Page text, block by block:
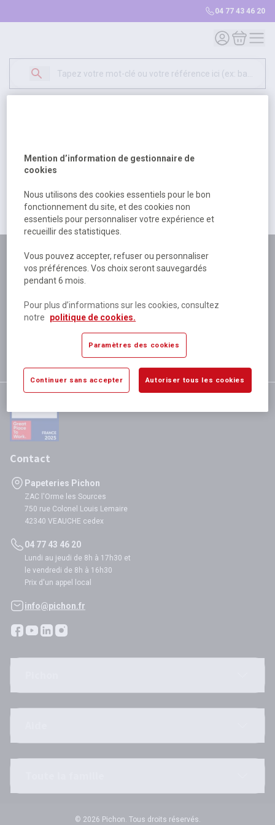
04 77 43 46 20
Mon compte
Mon
500
excuser pour la gêne occasionée.
Retour Retour à l'accueil
Plus de 180 personnes
à votre écoute
Plus de 80 000 références
disponibles
Expédition le jour même
si validation avant 12h
satisfaction totale
Contact
Papeteries Pichon
ZAC l'Orme les Sources
750 rue Colonel Louis Lemaire
42340 VEAUCHE cedex
04 77 43 46 20
Lundi au jeudi de 8h à 17h30 et
le vendredi de 8h à 16h30
Prix d'un appel local
info@pichon.fr
© 2026 Pichon. Tous droits réservés.
Mention d’information de gestionnaire de
cookies
Nous utilisons des cookies essentiels pour le bon
fonctionnement du site, et des cookies non
essentiels pour personnaliser votre expérience et
recueillir des statistiques.
Vous pouvez accepter, refuser ou personnaliser
vos préférences. Vos choix seront sauvegardés
pendant 6 mois.
Pour plus d’informations sur les cookies, consultez
notre
politique de cookies.
Paramètres des cookies
Continuer sans accepter Autoriser tous les cookies